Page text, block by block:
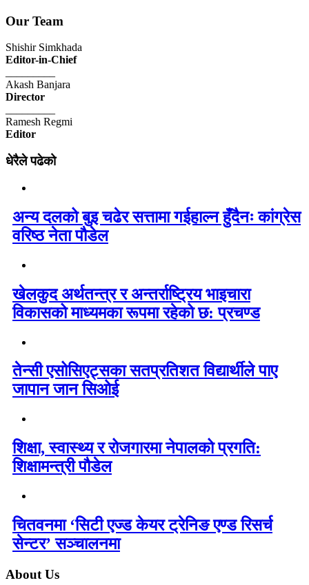
Our Team
Shishir Simkhada
Editor-in-Chief
Akash Banjara
Director
Ramesh Regmi
Editor
धेरैले पढेको
अन्य दलको बुइ चढेर सत्तामा गईहाल्न हुँदैनः कांग्रेस
वरिष्ठ नेता पौडेल
खेलकुद अर्थतन्त्र र अन्तर्राष्ट्रिय भाइचारा
विकासको माध्यमका रूपमा रहेको छ: प्रचण्ड
तेन्सी एसोसिएट्सका सतप्रतिशत विद्यार्थीले पाए
जापान जान सिओई
शिक्षा, स्वास्थ्य र रोजगारमा नेपालको प्रगति:
शिक्षामन्त्री पौडेल
चितवनमा ‘सिटी एज्ड केयर ट्रेनिङ एण्ड रिसर्च
सेन्टर’ सञ्चालनमा
About Us